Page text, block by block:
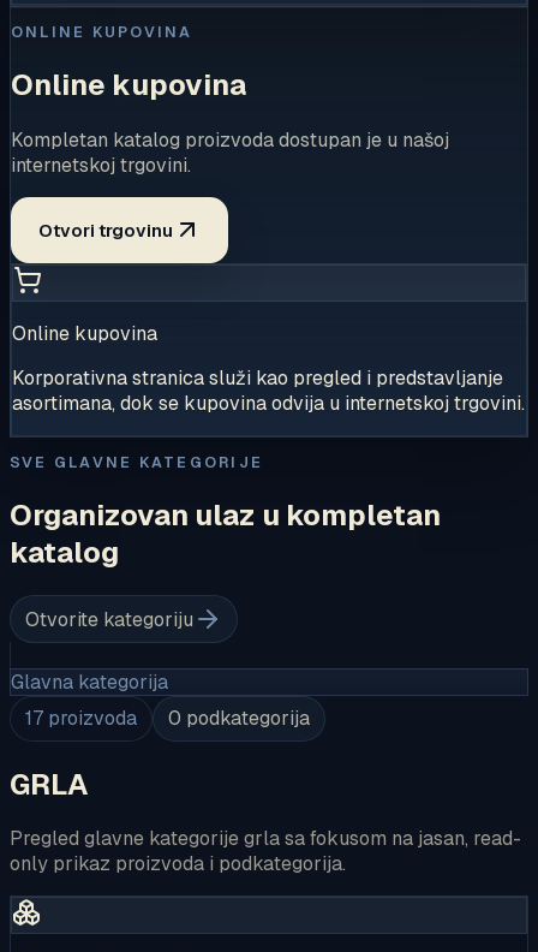
ONLINE KUPOVINA
Online kupovina
Kompletan katalog proizvoda dostupan je u našoj
internetskoj trgovini.
Otvori trgovinu
Online kupovina
Korporativna stranica služi kao pregled i predstavljanje
asortimana, dok se kupovina odvija u internetskoj trgovini.
SVE GLAVNE KATEGORIJE
Organizovan ulaz u kompletan
katalog
Otvorite kategoriju
Glavna kategorija
17 proizvoda 0 podkategorija
GRLA
Pregled glavne kategorije grla sa fokusom na jasan, read-
only prikaz proizvoda i podkategorija.